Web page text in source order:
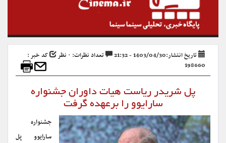
تاریخ انتشار:1403/04/30 - 21:32 تعداد نظرات: ۰ نظر
کد خبر :
198660
پل شریدر ریاست هیات داوران جشنواره
سارایوو را برعهده گرفت
جشنواره
سارایوو پل